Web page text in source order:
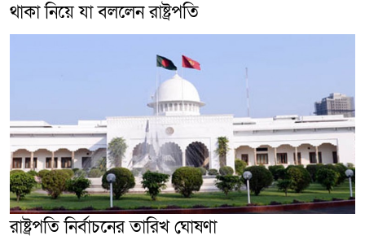
থাকা নিয়ে যা বললেন রাষ্ট্রপতি
রাষ্ট্রপতি নির্বাচনের তারিখ ঘোষণা